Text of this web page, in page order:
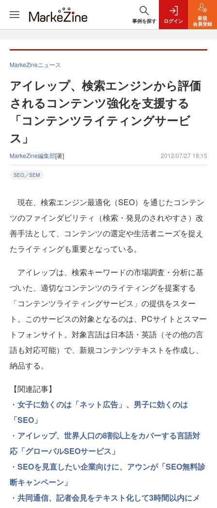
事例を探す ログイン
新規
会員登録
MarkeZineニュース
アイレップ、検索エンジンから評価
されるコンテンツ強化を支援する
「コンテンツライティングサービ
ス」
MarkeZine編集部[著] 2012/07/27 18:15
SEO／SEM
現在、検索エンジン最適化（SEO）を通じたコンテン
ツのファインダビリティ（検索・発見のされやすさ）改
善手法として、コンテンツの選定や生活者ニーズを捉え
たライティングも重要となっている。
アイレップは、検索キーワードの市場調査・分析に基
づいた、適切なコンテンツのライティングを提案する
「コンテンツライティングサービス」の提供をスター
ト。このサービスの対象となるのは、PCサイトとスマー
トフォンサイト。対象言語は日本語・英語（その他の言
語も対応可能）で、新規コンテンツテキストを作成し、
納品する。
【関連記事】
・ 女子に効くのは「ネット広告」、男子に効くのは
「SEO」
・ アイレップ、世界人口の8割以上をカバーする言語対
応「グローバルSEOサービス」
・ SEOを見直したい企業向けに、アウンが「SEO無料診
断キャンペーン」
・ 共同通信、記者会見をテキスト化して3時間以内にメ